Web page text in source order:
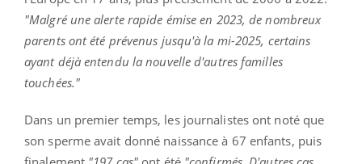
"Malgré une alerte rapide émise en 2023, de nombreux
parents ont été prévenus jusqu'à la mi-2025, certains
ayant déjà entendu la nouvelle d'autres familles
touchées."
Dans un premier temps, les journalistes ont noté que
son sperme avait donné naissance à 67 enfants, puis